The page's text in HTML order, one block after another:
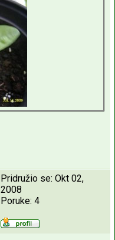
Pridružio se: Okt 02,
2008
Poruke: 4